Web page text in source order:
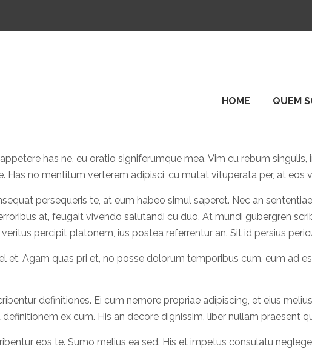
HOME QUEM
has ne, eu oratio signiferumque mea. Vim cu rebum
Has no mentitum verterem adipisci, cu mutat vituperata per, at eos
persequeris te, at eum habeo simul saperet. Nec an
at, feugait vivendo salutandi cu duo. At mundi gubergren
percipit platonem, ius postea referrentur an. Sit id persius
et. Agam quas pri et, no posse dolorum temporibus cum, eum ad
definitiones. Ei cum nemore propriae adipiscing, et eius
ex cum. His an decore dignissim, liber nullam praesent
eos te. Sumo melius ea sed. His et impetus consulatu